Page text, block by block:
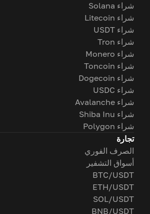
شراء Solana
شراء Litecoin
شراء USDT
شراء Tron
شراء Monero
شراء Toncoin
شراء Dogecoin
شراء USDC
شراء Avalanche
شراء Shiba Inu
شراء Polygon
تجارة
الصرف الفوري
أسواق التشفير
BTC/USDT
ETH/USDT
SOL/USDT
BNB/USDT